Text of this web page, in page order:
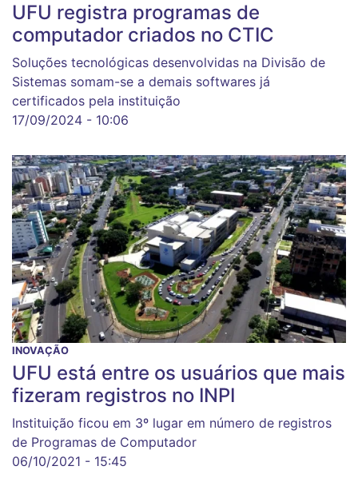
UFU registra programas de
computador criados no CTIC
Soluções tecnológicas desenvolvidas na Divisão de
Sistemas somam-se a demais softwares já
certificados pela instituição
17/09/2024 - 10:06
INOVAÇÃO
UFU está entre os usuários que mais
fizeram registros no INPI
Instituição ficou em 3º lugar em número de registros
de Programas de Computador
06/10/2021 - 15:45